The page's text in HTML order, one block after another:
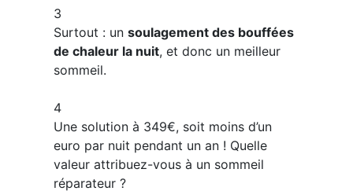
3
​Surtout : un soulagement des bouffées
de chaleur la nuit, et donc un meilleur
sommeil.​​​​
4
Une solution à 349€, soit moins d’un
euro par nuit pendant un an ! Quelle
valeur attribuez-vous à un sommeil
réparateur ?